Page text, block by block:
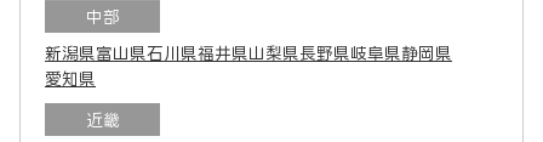
中部
新潟県富山県石川県福井県山梨県長野県岐阜県静岡県
愛知県
近畿